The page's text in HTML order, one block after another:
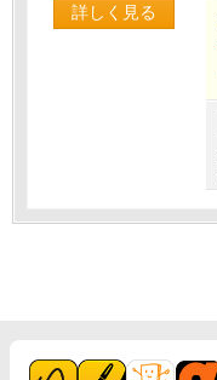
詳しく見る